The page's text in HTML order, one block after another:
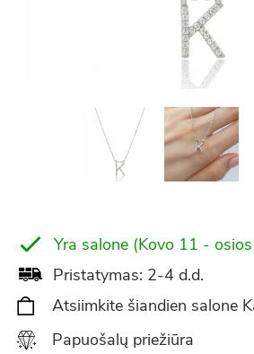
Yra salone (Kovo 11 -
Pristatymas: 2-4 d.d.
Atsiimkite šiandien salone
Papuošalų priežiūra